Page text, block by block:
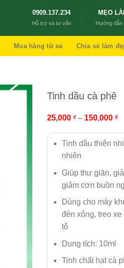
0909.137.234
Hỗ trợ và tư vấn
MẸO
Hướng dẫn
Mua hàng từ xa Chia sẻ làm
Tinh dầu cà phê
25,000₫ – 150,000₫
Tinh dầu thiên
nhiên
Giúp thư giãn,
giảm cơn buồn
Dùng cho máy
đèn xông, treo
tô
Dung tích: 10ml
Tinh chất hạt cà